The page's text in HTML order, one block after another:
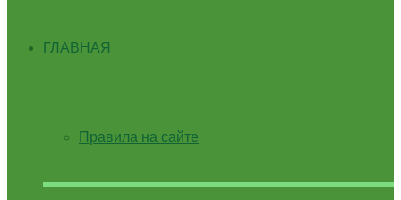
ГЛАВНАЯ
Правила на сайте